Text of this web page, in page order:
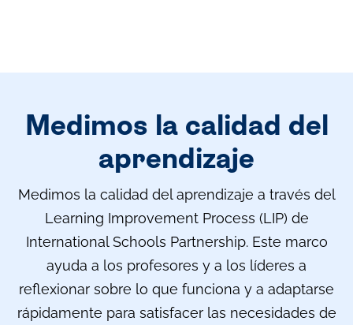
Medimos la calidad del
aprendizaje
Medimos la calidad del aprendizaje a través del
Learning Improvement Process (LIP) de
International Schools Partnership. Este marco
ayuda a los profesores y a los líderes a
reflexionar sobre lo que funciona y a adaptarse
rápidamente para satisfacer las necesidades de